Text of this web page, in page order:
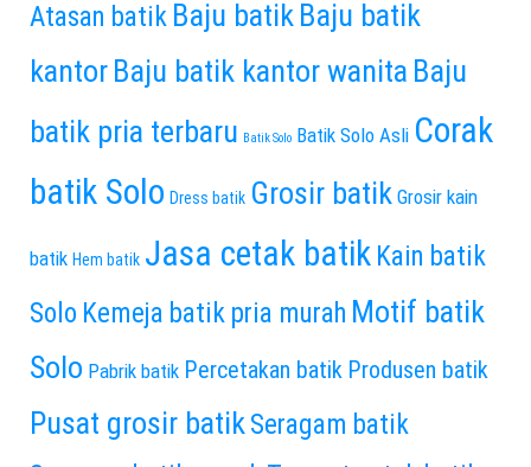
Atasan batik Baju batik Baju batik
kantor Baju batik kantor wanita Baju
batik pria terbaru Batik Solo Batik Solo Asli Corak
batik Solo Dress batik Grosir batik Grosir kain
batik Hem batik Jasa cetak batik Kain batik
Solo Kemeja batik pria murah Motif batik
Solo Pabrik batik Percetakan batik Produsen batik
Pusat grosir batikSeragam batik